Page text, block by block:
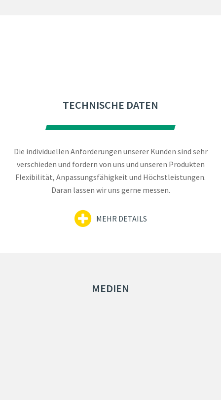
TECHNISCHE DATEN
Die individuellen Anforderungen unserer Kunden sind sehr
verschieden und fordern von uns und unseren Produkten
Flexibilität, Anpassungsfähigkeit und Höchstleistungen.
Daran lassen wir uns gerne messen.
MEHR DETAILS
MEDIEN